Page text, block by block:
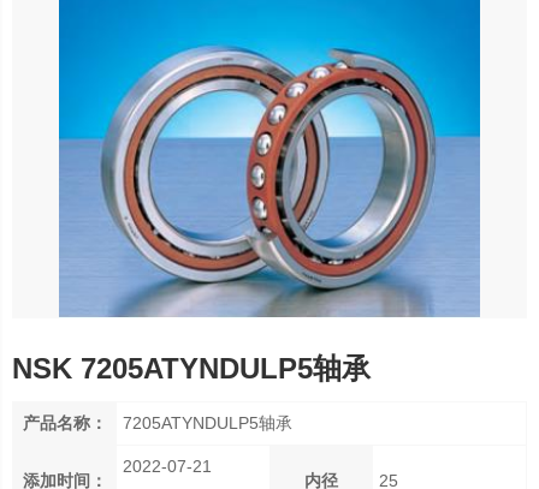
NSK 7205ATYNDULP5轴承
产品名称： 7205ATYNDULP5轴承
添加时间：
2022-07-21
内径 25